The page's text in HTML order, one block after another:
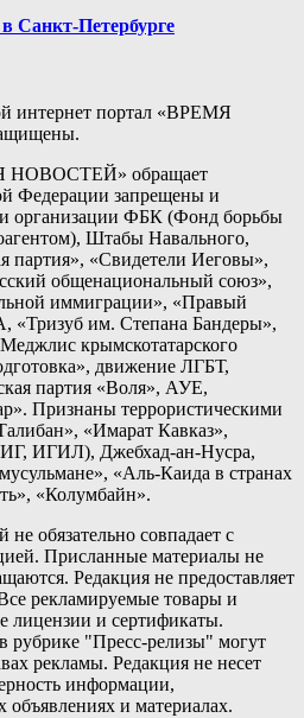
Санкт-Петербурге
интернет портал «ВРЕМЯ
НОВОСТЕЙ» обращает
Федерации запрещены и
организации ФБК (Фонд борьбы
Штабы Навального,
партия», «Свидетели Иеговы»,
общенациональный союз»,
иммиграции», «Правый
им. Степана Бандеры»,
крымскотатарского
движение ЛГБТ,
партия «Воля», АУЕ,
Признаны террористическими
«Имарат Кавказ»,
(ИГ, ИГИЛ), Джебхад-ан-Нусра,
«Аль-Каида в странах
«Колумбайн».
не обязательно совпадает с
Присланные материалы не
Редакция не предоставляет
рекламируемые товары и
лицензии и сертификаты.
рубрике "Пресс-релизы" могут
рекламы. Редакция не несет
информации,
и материалах.